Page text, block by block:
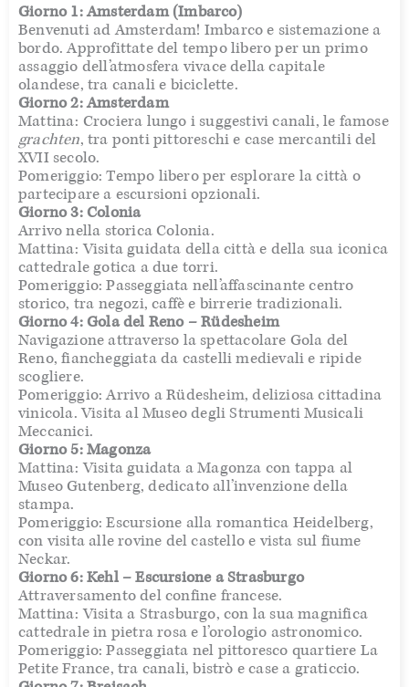
Giorno 1: Amsterdam (Imbarco)
Benvenuti ad Amsterdam! Imbarco e sistemazione a
bordo. Approfittate del tempo libero per un primo
assaggio dell’atmosfera vivace della capitale
olandese, tra canali e biciclette.
Giorno 2: Amsterdam
Mattina: Crociera lungo i suggestivi canali, le famose
grachten, tra ponti pittoreschi e case mercantili del
XVII secolo.
Pomeriggio: Tempo libero per esplorare la città o
partecipare a escursioni opzionali.
Giorno 3: Colonia
Arrivo nella storica Colonia.
Mattina: Visita guidata della città e della sua iconica
cattedrale gotica a due torri.
Pomeriggio: Passeggiata nell’affascinante centro
storico, tra negozi, caffè e birrerie tradizionali.
Giorno 4: Gola del Reno – Rüdesheim
Navigazione attraverso la spettacolare Gola del
Reno, fiancheggiata da castelli medievali e ripide
scogliere.
Pomeriggio: Arrivo a Rüdesheim, deliziosa cittadina
vinicola. Visita al Museo degli Strumenti Musicali
Meccanici.
Giorno 5: Magonza
Mattina: Visita guidata a Magonza con tappa al
Museo Gutenberg, dedicato all’invenzione della
stampa.
Pomeriggio: Escursione alla romantica Heidelberg,
con visita alle rovine del castello e vista sul fiume
Neckar.
Giorno 6: Kehl – Escursione a Strasburgo
Attraversamento del confine francese.
Mattina: Visita a Strasburgo, con la sua magnifica
cattedrale in pietra rosa e l’orologio astronomico.
Pomeriggio: Passeggiata nel pittoresco quartiere La
Petite France, tra canali, bistrò e case a graticcio.